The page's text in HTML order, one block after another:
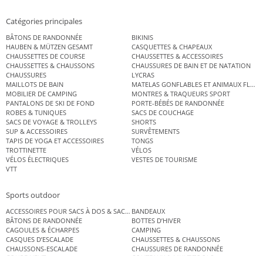
Catégories principales
BÂTONS DE RANDONNÉE
BIKINIS
HAUBEN & MÜTZEN GESAMT
CASQUETTES & CHAPEAUX
CHAUSSETTES DE COURSE
CHAUSSETTES & ACCESSOIRES
CHAUSSETTES & CHAUSSONS
CHAUSSURES DE BAIN ET DE NATATION
CHAUSSURES
LYCRAS
MAILLOTS DE BAIN
MATELAS GONFLABLES ET ANIMAUX
MOBILIER DE CAMPING
MONTRES & TRAQUEURS SPORT
PANTALONS DE SKI DE FOND
PORTE-BÉBÉS DE RANDONNÉE
ROBES & TUNIQUES
SACS DE COUCHAGE
SACS DE VOYAGE & TROLLEYS
SHORTS
SUP & ACCESSOIRES
SURVÊTEMENTS
TAPIS DE YOGA ET ACCESSOIRES
TONGS
TROTTINETTE
VÉLOS
VÉLOS ÉLECTRIQUES
VESTES DE TOURISME
VTT
Sports outdoor
ACCESSOIRES POUR SACS À DOS & SACS ÉTANCHES
BANDEAUX
BÂTONS DE RANDONNÉE
BOTTES D’HIVER
CAGOULES & ÉCHARPES
CAMPING
CASQUES D’ESCALADE
CHAUSSETTES & CHAUSSONS
CHAUSSONS-ESCALADE
CHAUSSURES DE RANDONNÉE